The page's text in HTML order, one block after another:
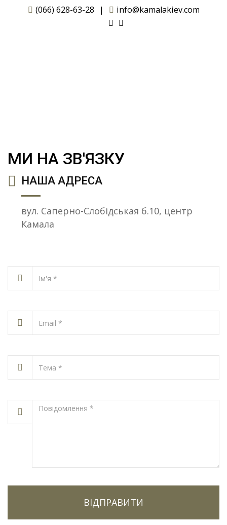
(066) 628-63-28 | info@kamalakiev.com
МИ НА ЗВ'ЯЗКУ
НАША АДРЕСА
вул. Саперно-Слобідськая б.10, центр
Камала